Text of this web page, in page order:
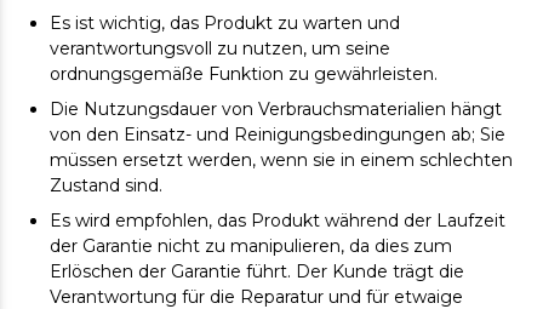
Es ist wichtig, das Produkt zu warten und
verantwortungsvoll zu nutzen, um seine
ordnungsgemäße Funktion zu gewährleisten.
Die Nutzungsdauer von Verbrauchsmaterialien hängt
von den Einsatz- und Reinigungsbedingungen ab; Sie
müssen ersetzt werden, wenn sie in einem schlechten
Zustand sind.
Es wird empfohlen, das Produkt während der Laufzeit
der Garantie nicht zu manipulieren, da dies zum
Erlöschen der Garantie führt. Der Kunde trägt die
Verantwortung für die Reparatur und für etwaige